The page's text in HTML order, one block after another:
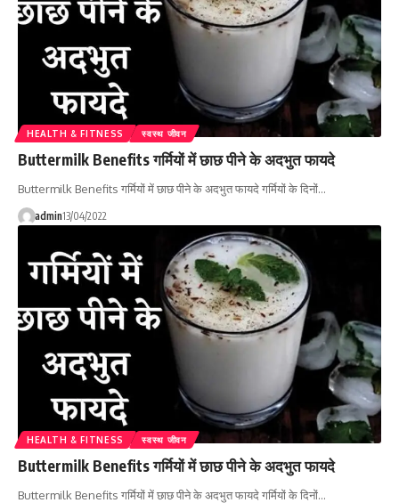
HEALTH & FITNESS स्वस्थ जीवन
Buttermilk Benefits गर्मियों में छाछ पीने के अदभुत फायदे
Buttermilk Benefits गर्मियों में छाछ पीने के अदभुत फायदे गर्मियों के दिनों…
admin13/04/2022
HEALTH & FITNESS स्वस्थ जीवन
Buttermilk Benefits गर्मियों में छाछ पीने के अदभुत फायदे
Buttermilk Benefits गर्मियों में छाछ पीने के अदभुत फायदे गर्मियों के दिनों…